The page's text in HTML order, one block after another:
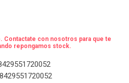
Contactate con nosotros para que te
repongamos stock.
8429551720052